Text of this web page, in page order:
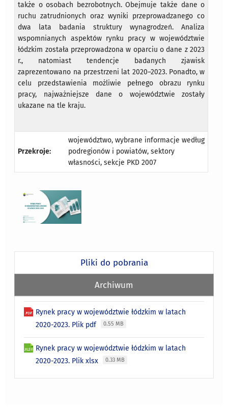
także o osobach bezrobotnych. Obejmuje także dane o
ruchu zatrudnionych oraz wyniki przeprowadzanego co
dwa lata badania struktury wynagrodzeń. Analiza
wspomnianych aspektów rynku pracy w województwie
łódzkim została przeprowadzona w oparciu o dane z 2023
r., natomiast tendencje badanych zjawisk
zaprezentowano na przestrzeni lat 2020–2023. Ponadto, w
celu przedstawienia możliwie pełnego obrazu rynku
pracy, najważniejsze dane o województwie zostały
ukazane na tle kraju.
Przekroje:
województwo, wybrane informacje według
podregionów i powiatów, sektory
własności, sekcje PKD 2007
Pliki do pobrania
Archiwum
Rynek pracy w województwie łódzkim w latach
2020-2023. Plik pdf
0.55 MB
Rynek pracy w województwie łódzkim w latach
2020-2023. Plik xlsx
0.33 MB